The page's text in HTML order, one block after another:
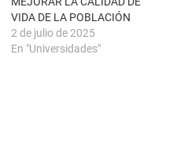
VIDA DE LA POBLACIÓN
2 de julio de 2025
En "Universidades"